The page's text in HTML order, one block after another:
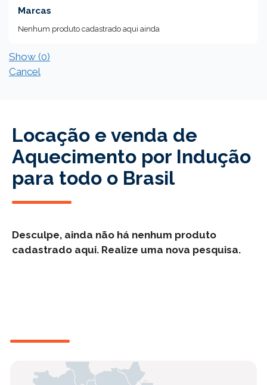
Locação e venda de
Aquecimento por Indução
para todo o Brasil
Desculpe, ainda não há nenhum produto
cadastrado aqui. Realize uma nova pesquisa.
Marcas
Nenhum produto cadastrado aqui ainda
Show (0)
Cancel